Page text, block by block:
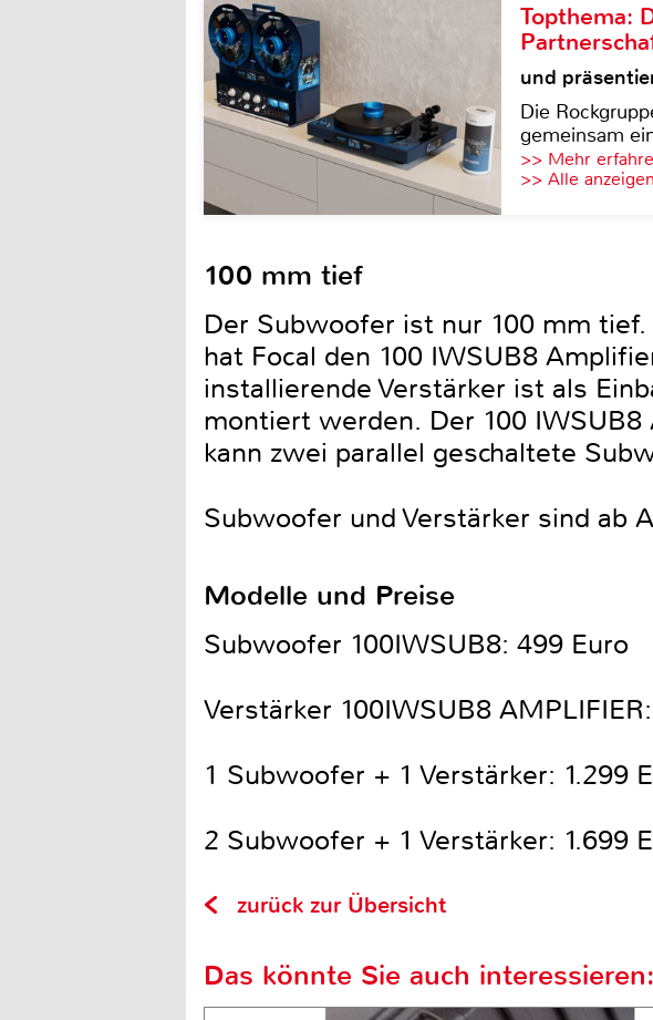
Topthema:
und
Die
gemeinsam
>> Mehr
>> Alle anzeigen
100 mm tief
Der Subwoofer ist nur 100 mm
hat Focal den 100 IWSUB8
installierende Verstärker ist als
montiert werden. Der 100
kann zwei parallel geschaltete
Subwoofer und Verstärker sind ab
Modelle und Preise
Subwoofer 100IWSUB8: 499 Euro
Verstärker 100IWSUB8
1 Subwoofer + 1 Verstärker: 1.299
2 Subwoofer + 1 Verstärker: 1.699
zurück zur Übersicht
Das könnte Sie auch interessieren: